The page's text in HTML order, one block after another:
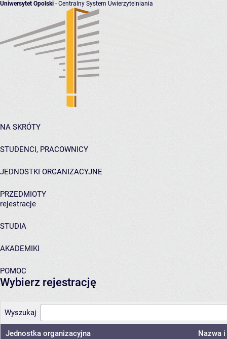
Uniwersytet Opolski - Centralny System Uwierzytelniania
NA SKRÓTY
STUDENCI, PRACOWNICY
JEDNOSTKI ORGANIZACYJNE
PRZEDMIOTY
rejestracje
STUDIA
AKADEMIKI
POMOC
Wybierz rejestrację
Wyszukaj
Jednostka organizacyjna Nazwa